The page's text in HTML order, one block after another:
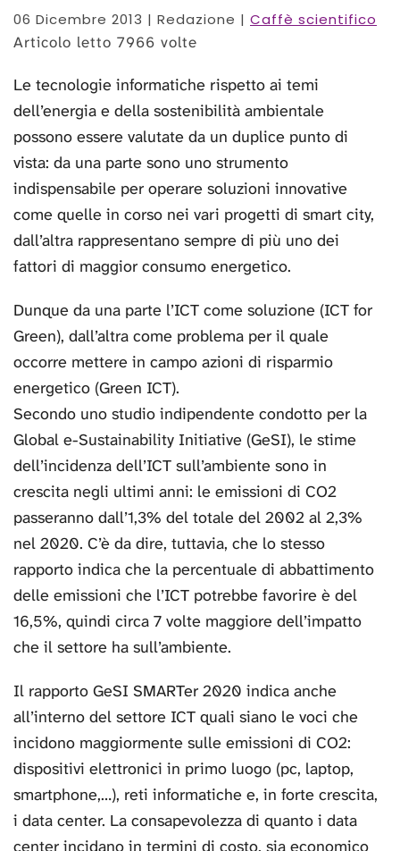
06 Dicembre 2013 | Redazione | Caffè scientifico
Articolo letto 7966 volte
Le tecnologie informatiche rispetto ai temi
dell’energia e della sostenibilità ambientale
possono essere valutate da un duplice punto di
vista: da una parte sono uno strumento
indispensabile per operare soluzioni innovative
come quelle in corso nei vari progetti di smart city,
dall’altra rappresentano sempre di più uno dei
fattori di maggior consumo energetico.
Dunque da una parte l’ICT come soluzione (ICT for
Green), dall’altra come problema per il quale
occorre mettere in campo azioni di risparmio
energetico (Green ICT).
Secondo uno studio indipendente condotto per la
Global e-Sustainability Initiative (GeSI), le stime
dell’incidenza dell’ICT sull’ambiente sono in
crescita negli ultimi anni: le emissioni di CO2
passeranno dall’1,3% del totale del 2002 al 2,3%
nel 2020. C’è da dire, tuttavia, che lo stesso
rapporto indica che la percentuale di abbattimento
delle emissioni che l’ICT potrebbe favorire è del
16,5%, quindi circa 7 volte maggiore dell’impatto
che il settore ha sull’ambiente.
Il rapporto GeSI SMARTer 2020 indica anche
all’interno del settore ICT quali siano le voci che
incidono maggiormente sulle emissioni di CO2:
dispositivi elettronici in primo luogo (pc, laptop,
smartphone,…), reti informatiche e, in forte crescita,
i data center. La consapevolezza di quanto i data
center incidano in termini di costo, sia economico